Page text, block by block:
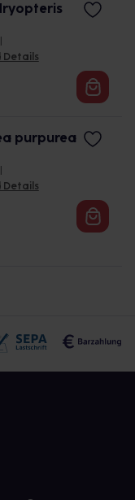
Details
purpurea
Details